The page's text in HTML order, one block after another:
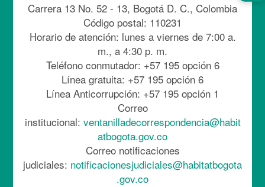
Carrera 13 No. 52 - 13, Bogotá D. C., Colombia
Código postal: 110231
Horario de atención: lunes a viernes de 7:00 a.
m., a 4:30 p. m.
Teléfono conmutador: +57 195 opción 6
Línea gratuita: +57 195 opción 6
Línea Anticorrupción: +57 195 opción 1
Correo
institucional: ventanilladecorrespondencia@habit
atbogota.gov.co
Correo notificaciones
judiciales: notificacionesjudiciales@habitatbogota
.gov.co